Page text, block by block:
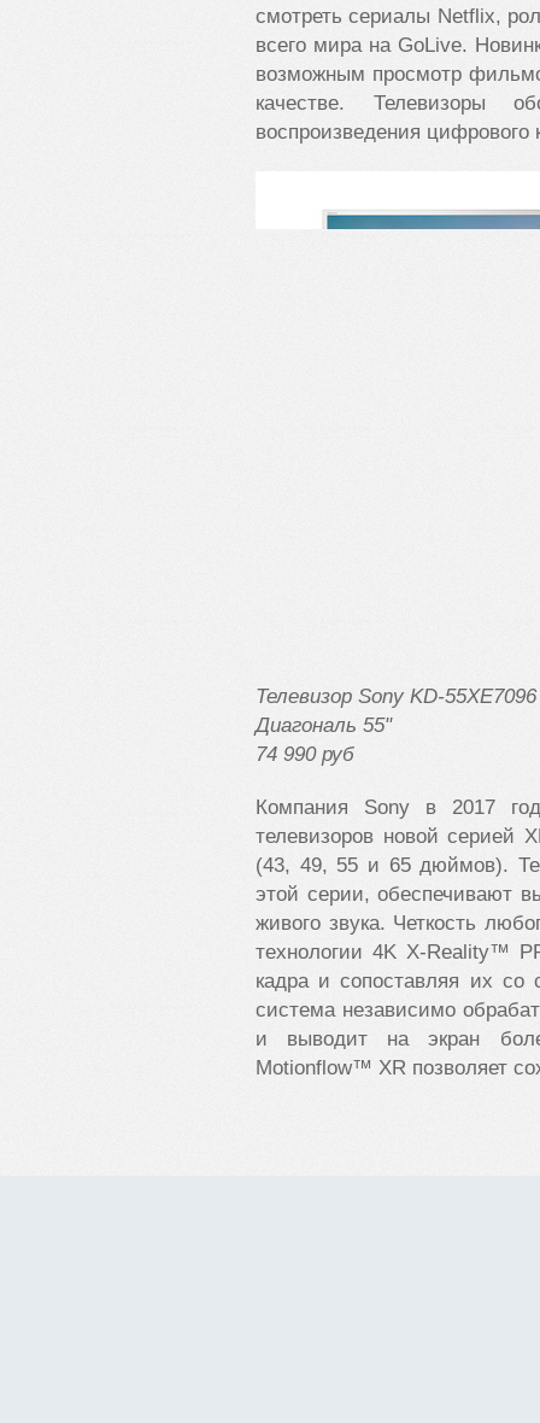
смотреть сериалы Netflix,
всего мира на GoLive.
возможным просмотр
качестве. Телевизоры
воспроизведения цифрового
Телевизор Sony KD-
Диагональ 55"
74 990 руб
Компания Sony в 2017
телевизоров новой серией
(43, 49, 55 и 65 дюймов).
этой серии, обеспечивают
живого звука. Четкость
технологии 4K X-Reality™
кадра и сопоставляя их со
система независимо
и выводит на экран
Motionflow™ XR позволяет